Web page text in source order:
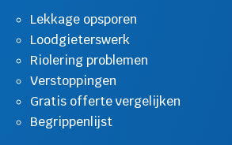
Lekkage opsporen
Loodgieterswerk
Riolering problemen
Verstoppingen
Gratis offerte vergelijken
Begrippenlijst